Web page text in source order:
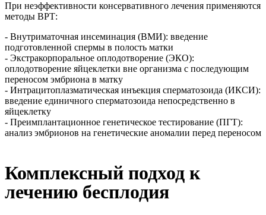
При неэффективности консервативного лечения применяются
методы ВРТ:
- Внутриматочная инсеминация (ВМИ): введение
подготовленной спермы в полость матки
- Экстракорпоральное оплодотворение (ЭКО):
оплодотворение яйцеклетки вне организма с последующим
переносом эмбриона в матку
- Интрацитоплазматическая инъекция сперматозоида (ИКСИ):
введение единичного сперматозоида непосредственно в
яйцеклетку
- Преимплантационное генетическое тестирование (ПГТ):
анализ эмбрионов на генетические аномалии перед переносом
Комплексный подход к
лечению бесплодия